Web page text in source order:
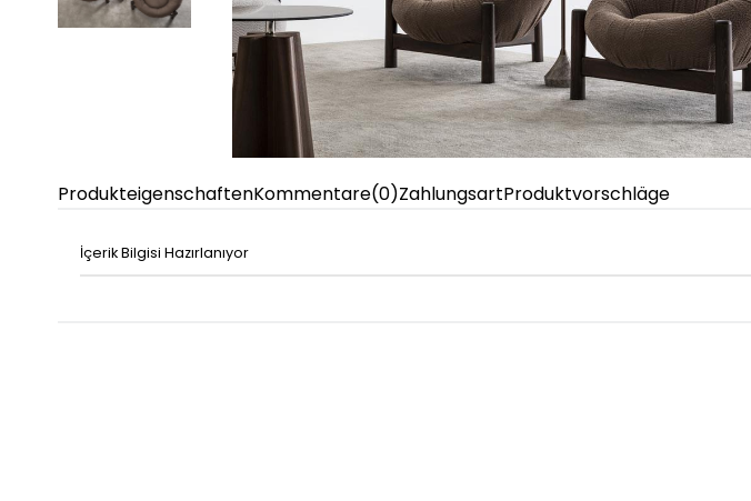
ProdukteigenschaftenKommentare(0)ZahlungsartProduktvorschläge
İçerik Bilgisi Hazırlanıyor